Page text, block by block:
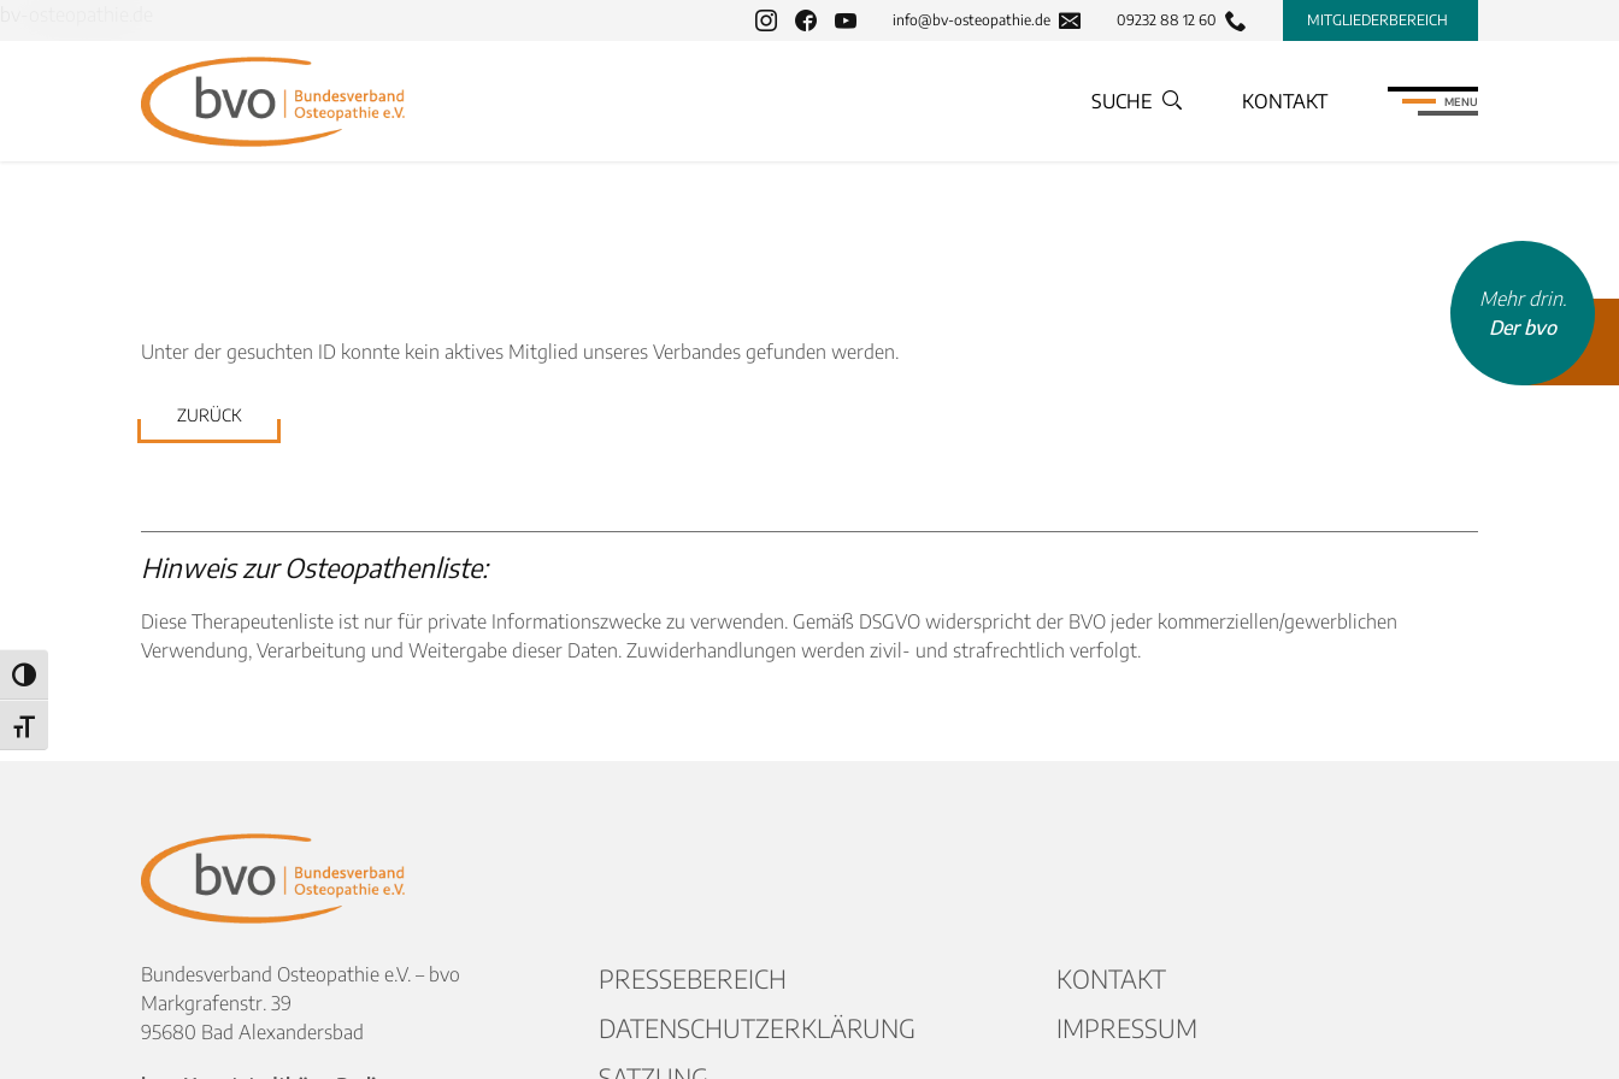
Umschalten auf hohe Kontraste
Schrift vergrößern
info@bv-osteopathie.de 09232 88 12 60 MITGLIEDERBEREICH
SUCHE KONTAKT MENU
Unter der gesuchten ID konnte kein aktives Mitglied unseres Verbandes gefunden werden.
ZURÜCK
Hinweis zur Osteopathenliste:
Diese Therapeutenliste ist nur für private Informationszwecke zu verwenden. Gemäß DSGVO widerspricht der BVO jeder kommerziellen/gewerblichen
Verwendung, Verarbeitung und Weitergabe dieser Daten. Zuwiderhandlungen werden zivil- und strafrechtlich verfolgt.
Mehr drin.
Der bvo
Bundesverband Osteopathie e.V. – bvo
Markgrafenstr. 39
95680 Bad Alexandersbad
PRESSEBEREICH
KONTAKT
DATENSCHUTZERKLÄRUNG
IMPRESSUM
Inhaltsseiten